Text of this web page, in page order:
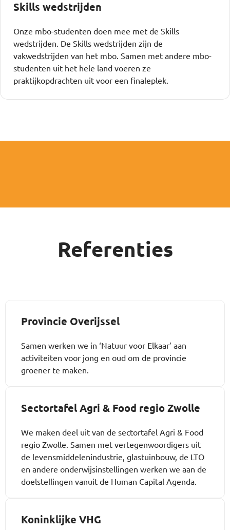
Skills wedstrijden
Onze mbo-studenten doen mee met de Skills
wedstrijden. De Skills wedstrijden zijn de
vakwedstrijden van het mbo. Samen met andere mbo-
studenten uit het hele land voeren ze
praktijkopdrachten uit voor een finaleplek.
Referenties
Provincie Overijssel
Samen werken we in ‘Natuur voor Elkaar’ aan
activiteiten voor jong en oud om de provincie
groener te maken.
Sectortafel Agri & Food regio Zwolle
We maken deel uit van de sectortafel Agri & Food
regio Zwolle. Samen met vertegenwoordigers uit
de levensmiddelenindustrie, glastuinbouw, de LTO
en andere onderwijsinstellingen werken we aan de
doelstellingen vanuit de Human Capital Agenda.
Koninklijke VHG